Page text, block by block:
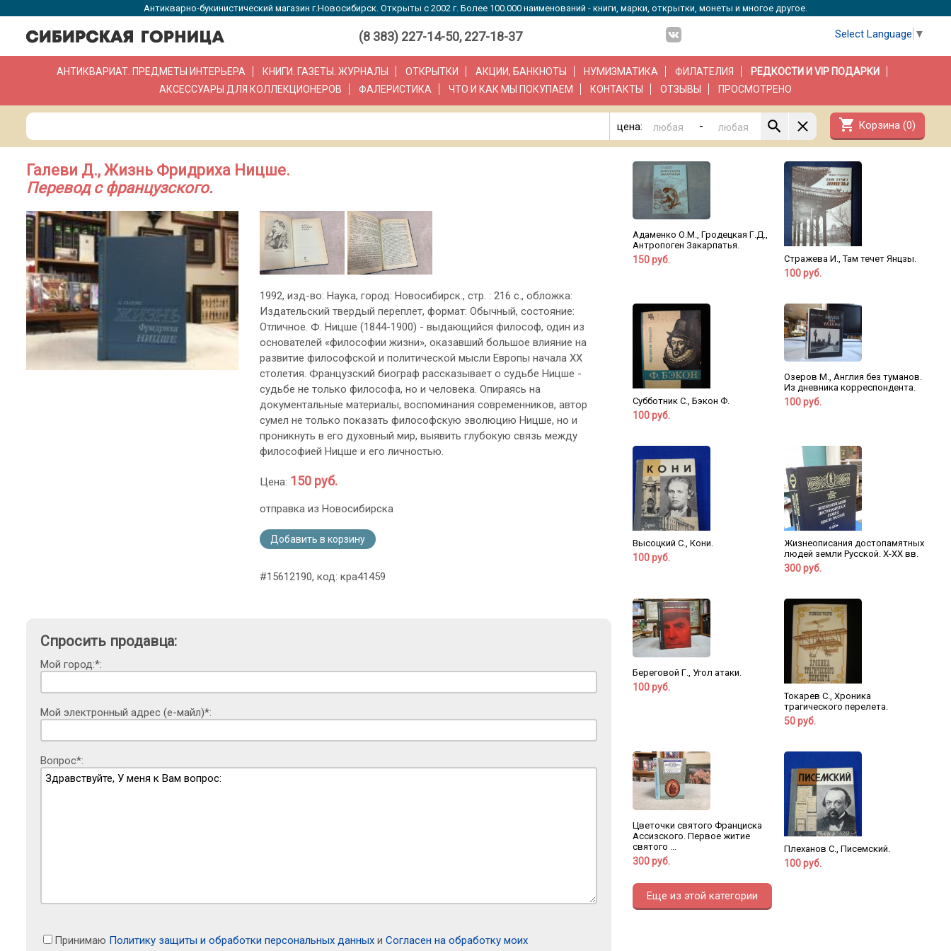
Антикварно-букинистический магазин г.Новосибирск. Открыты с 2002 г. Более 100.000 наименований - книги, марки, открытки, монеты и многое другое.
(8 383) 227-14-50, 227-18-37 Select Language ▼
АНТИКВАРИАТ. ПРЕДМЕТЫ ИНТЕРЬЕРА КНИГИ. ГАЗЕТЫ. ЖУРНАЛЫ ОТКРЫТКИ АКЦИИ, БАНКНОТЫ НУМИЗМАТИКА ФИЛАТЕЛИЯ
РЕДКОСТИ И VIP ПОДАРКИ
АКСЕССУАРЫ ДЛЯ КОЛЛЕКЦИОНЕРОВ
ФАЛЕРИСТИКА ЧТО И КАК МЫ ПОКУПАЕМ КОНТАКТЫ ОТЗЫВЫ ПРОСМОТРЕНО
цена: - shopping_cart Корзина (0)
Галеви Д., Жизнь Фридриха Ницше.
Перевод с французского.
1992, изд-во: Наука, город: Новосибирск., стр. : 216 с., обложка:
Издательский твердый переплет, формат: Обычный, состояние:
Отличное. Ф. Ницше (1844-1900) - выдающийся философ, один из
основателей «философии жизни», оказавший большое влияние на
развитие философской и политической мысли Европы начала ХХ
столетия. Французский биограф рассказывает о судьбе Ницше -
судьбе не только философа, но и человека. Опираясь на
документальные материалы, воспоминания современников, автор
сумел не только показать философскую эволюцию Ницше, но и
проникнуть в его духовный мир, выявить глубокую связь между
философией Ницше и его личностью.
Цена: 150 руб.
отправка из Новосибирска
Добавить в корзину
#15612190, код: кра41459
Спросить продавца:
Мой город:*:
Мой электронный адрес (е-майл)*:
Вопрос*:
Принимаю Политику защиты и обработки персональных данных и Согласен на обработку моих
Адаменко О.М., Гродецкая Г.Д.,
Антропоген Закарпатья.
150 руб. Стражева И., Там течет Янцзы.
100 руб.
Субботник С., Бэкон Ф.
100 руб.
Озеров М., Англия без туманов.
Из дневника корреспондента.
100 руб.
Высоцкий С., Кони.
100 руб.
Жизнеописания достопамятных
людей земли Русской. X-XX вв.
300 руб.
Береговой Г., Угол атаки.
100 руб.
Токарев С., Хроника
трагического перелета.
50 руб.
Цветочки святого Франциска
Ассизского. Первое житие
святого ...
300 руб.
Плеханов С., Писемский.
100 руб.
Еще из этой категории